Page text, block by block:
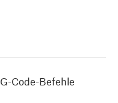
Code-Befehle